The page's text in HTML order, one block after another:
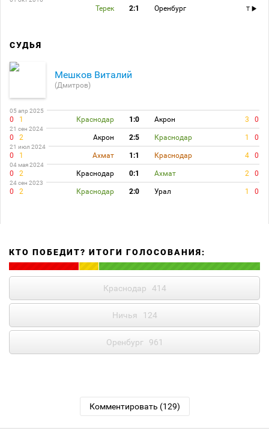
Терек 2:1 Оренбург T
СУДЬЯ
Мешков Виталий
(Дмитров)
05 апр 2025
0 1 Краснодар 1:0 Акрон 3 0
21 сен 2024
0 2 Акрон 2:5 Краснодар 1 0
21 июл 2024
0 1 Ахмат 1:1 Краснодар 4 0
04 мая 2024
0 2 Краснодар 0:1 Ахмат 2 0
24 сен 2023
0 2 Краснодар 2:0 Урал 1 0
КТО ПОБЕДИТ? ИТОГИ ГОЛОСОВАНИЯ:
Краснодар 414
Ничья 124
Оренбург 961
Комментировать (129)